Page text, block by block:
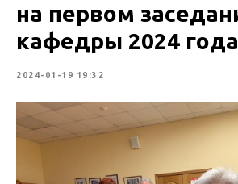
на первом
кафедры 2024 года
2024-01-19 19:32